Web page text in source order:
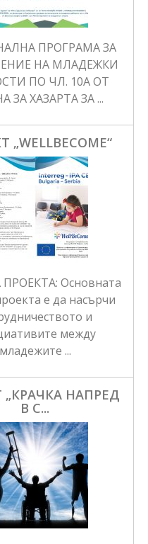
ПРОГРАМА ЗА
НА МЛАДЕЖКИ
ПО ЧЛ. 10А ОТ
ЗА ХАЗАРТА ЗА ...
„WELLBECOME“
Основната
е да насърчи
и
между
младежите ...
„КРАЧКА НАПРЕД
В С...